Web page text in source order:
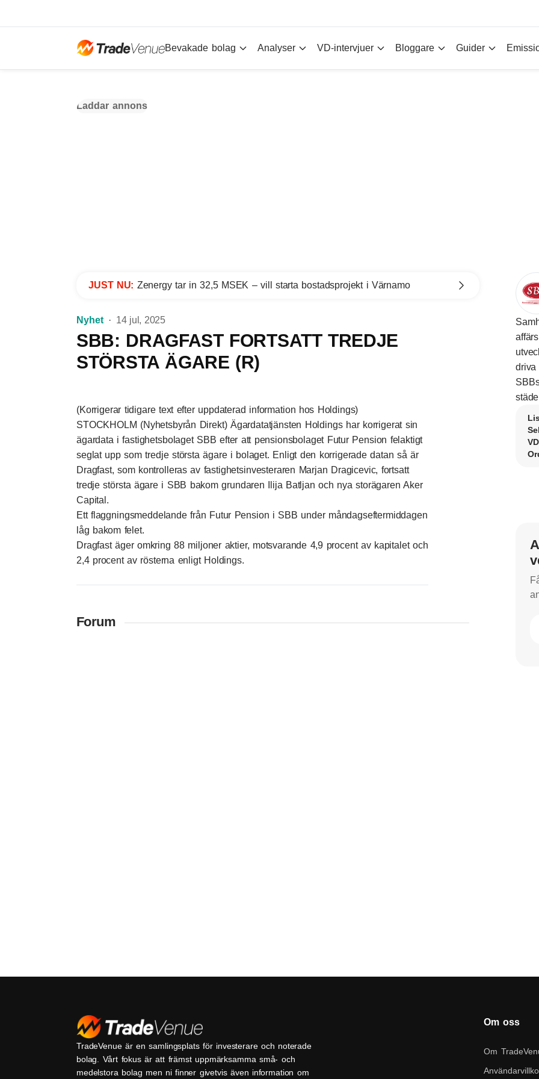
Bevakade bolag Analyser VD-intervjuer Bloggare Guider
Laddar annons
JUST NU: Zenergy tar in 32,5 MSEK – vill starta bostadsprojekt i Värnamo
Nyhet 14 jul, 2025
SBB: DRAGFAST FORTSATT TREDJE
STÖRSTA ÄGARE (R)
(Korrigerar tidigare text efter uppdaterad information hos Holdings)
STOCKHOLM (Nyhetsbyrån Direkt) Ägardatatjänsten Holdings har korrigerat sin
ägardata i fastighetsbolaget SBB efter att pensionsbolaget Futur Pension felaktigt
seglat upp som tredje största ägare i bolaget. Enligt den korrigerade datan så är
Dragfast, som kontrolleras av fastighetsinvesteraren Marjan Dragicevic, fortsatt
tredje största ägare i SBB bakom grundaren Ilija Batljan och nya storägaren Aker
Capital.
Ett flaggningsmeddelande från Futur Pension i SBB under måndagseftermiddagen
låg bakom felet.
Dragfast äger omkring 88 miljoner aktier, motsvarande 4,9 procent av kapitalet och
2,4 procent av rösterna enligt Holdings.
Forum
driva
VD
TradeVenue är en samlingsplats för investerare och noterade
bolag. Vårt fokus är att främst uppmärksamma små- och
medelstora bolag men ni finner givetvis även information om
Om oss
Om